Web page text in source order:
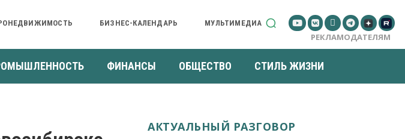
БИЗНЕС-КАЛЕНДАРЬ МУЛЬТИМЕДИА
РЕКЛАМОДАТЕЛЯМ
ФИНАНСЫ ОБЩЕСТВО СТИЛЬ ЖИЗНИ
АКТУАЛЬНЫЙ РАЗГОВОР